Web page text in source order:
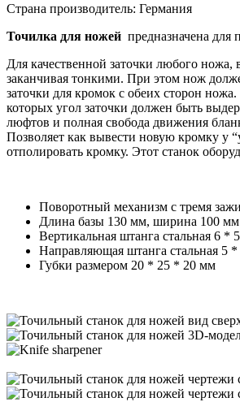
Страна производитель: Германия
Точилка для ножей предназначена для
Для качественной заточки любого ножа,
заканчивая тонкими. При этом нож
заточки для кромок с обеих сторон
которых угол заточки должен быть
люфтов и полная свобода движения
Позволяет как вывести новую кромку у
отполировать кромку. Этот станок
Поворотный механизм с тремя
Длина базы 130 мм, ширина 100 мм
Вертикальная штанга стальная 6 *
Направляющая штанга стальная 5
Губки размером 20 * 25 * 20 мм